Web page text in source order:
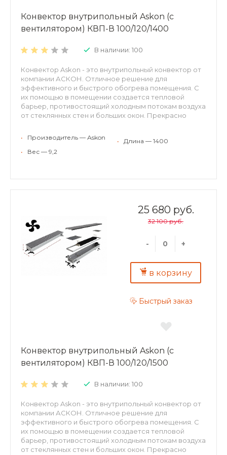
Конвектор внутрипольный Askon (с
вентилятором) КВП-В 100/120/1400
В наличии: 100
Конвектор Askon - это внутрипольный конвектор от
компании АСКОН. Отличное решение для
эффективного и быстрого обогрева помещения. С
их помощью в помещении создается тепловой
барьер, противостоящий холодным потокам воздуха
от стеклянных стен и больших окон. Прекрасно
применяться для холодного кондиционирования.
Конвекторы АСКОН рекомендуются для отопления
самостоятельного или дополнительного источника
тепла. Преимущества внутрипольных конвекторов
ASKON: экономия энергии и высокая динамика
отопления; повышенная теплоотдача и
экологичность – корпус и декоративная решетка из
алюминия; надежность – теплообменник из
алюминиевого листа толщиной 0,5 мм;
долговечность – труба теплообменника
изготовлена из меди, D15 мм, толщина стенки 1мм.
•
Производитель — Аskon
•
Вес — 9,2
• Длина — 1400
25 680 руб.
32 100 руб.
- +
в корзину
Быстрый заказ
Конвектор внутрипольный Askon (с
вентилятором) КВП-В 100/120/1500
В наличии: 100
Конвектор Askon - это внутрипольный конвектор от
компании АСКОН. Отличное решение для
эффективного и быстрого обогрева помещения. С
их помощью в помещении создается тепловой
барьер, противостоящий холодным потокам воздуха
от стеклянных стен и больших окон. Прекрасно